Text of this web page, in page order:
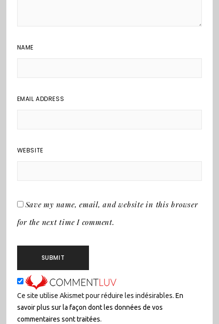
NAME
EMAIL ADDRESS
WEBSITE
Save my name, email, and website in this browser
for the next time I comment.
Ce site utilise Akismet pour réduire les indésirables. En
savoir plus sur la façon dont les données de vos
commentaires sont traitées.